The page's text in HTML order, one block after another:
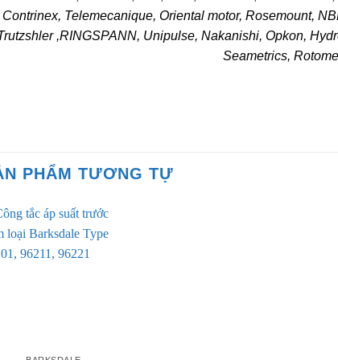
Contrinex, Telemecanique, Oriental motor, Rosemount,
,RINGSPANN, Unipulse, Nakanishi, Opkon,
Seametrics,
PHẨM TƯƠNG TỰ